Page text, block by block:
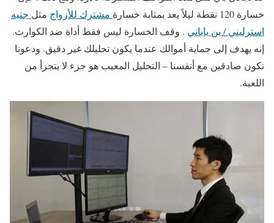
خسارة 120 نقطة ليلاً يعد بمثابة خسارة
مشترك للأزواج مثل جنيه
استرليني / ين ياباني . وقف الخسارة ليس فقط أداة ضد الكوارث.
إنه يهدف إلى حماية أموالك عندما يكون تحليلك غير دقيق. ودعونا
نكون صادقين مع أنفسنا – التحليل المعيب هو جزء لا يتجزأ من
اللعبة.